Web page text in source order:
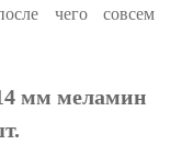
чего совсем
мм меламин